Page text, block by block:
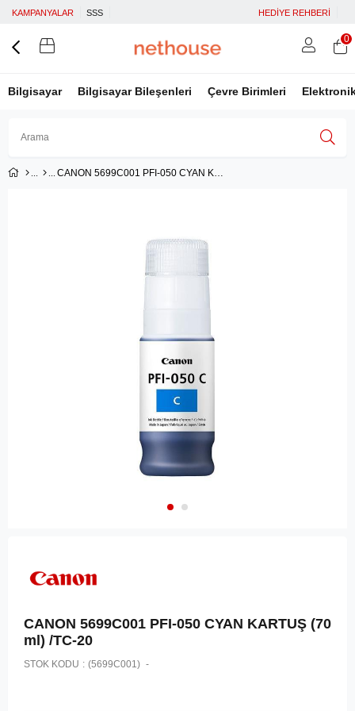
KAMPANYALAR SSS HEDİYE REHBERİ
Bilgisayar Bilgisayar Bileşenleri Çevre Birimleri
0
CANON 5699C001 PFI-050 CYAN KARTUŞ (70 ml) /TC-20
CANON 5699C001 PFI-050 CYAN KARTUŞ (70
ml) /TC-20
STOK KODU (5699C001)